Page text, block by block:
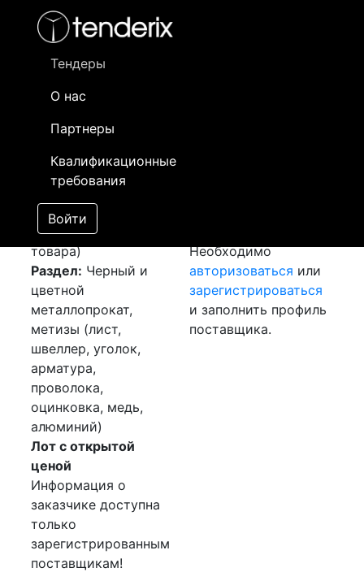
Тендеры
О нас
Партнеры
Квалификационные
требования
Войти
- активный лот
- сохраненный лот (не опубликован)
Закупка: Шина
медная
[Завершен]
Победитель выбран
Лот №:3910
АУКЦИОН (покупка
товара)
Раздел: Черный и
цветной
металлопрокат,
метизы (лист,
швеллер, уголок,
арматура,
проволока,
оцинковка, медь,
алюминий)
Лот с открытой
ценой
Информация о
заказчике доступна
только
зарегистрированным
поставщикам!
Необходимо
авторизоваться или
зарегистрироваться
и заполнить профиль
поставщика.